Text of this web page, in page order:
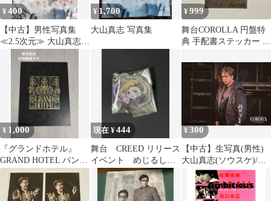
¥400
【中古】男性写真集
≪2.5次元≫ 大山真志写
真集 志 -kokorozashi-
¥ 1,700
大山真志 写真集
¥999
舞台COROLLA 円盤特
典 手配書ステッカー ソ
¥ 1,000
『グランドホテル』
GRAND HOTEL パンフ
レット
現在 ¥444
舞台 CREED リリース
イベント めじるしチ
ャーム ソウスケ 大
山真志
¥300
【中古】生写真(男性)
大山真志(ソウスケ)/ラ
イブフォト・横型・2L
サイズ/舞台
「COROLLA」Produced